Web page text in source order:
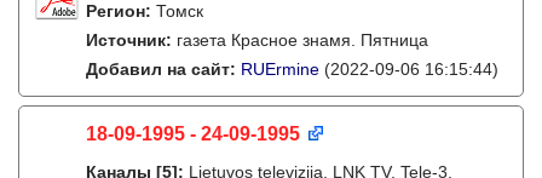
Регион: Томск
Источник: газета Красное знамя. Пятница
Добавил на сайт: RUErmine (2022-09-06 16:15:44)
18-09-1995 - 24-09-1995
Каналы [5]: Lietuvos televizija, LNK TV, Tele-3,